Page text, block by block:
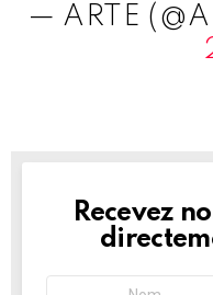
— ARTE
NEWSLETTER
Recevez